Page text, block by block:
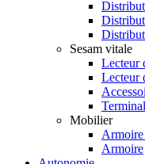
Sesam vitale
Lecteur
Lecteur
Mobilier
Armoire
Armoire